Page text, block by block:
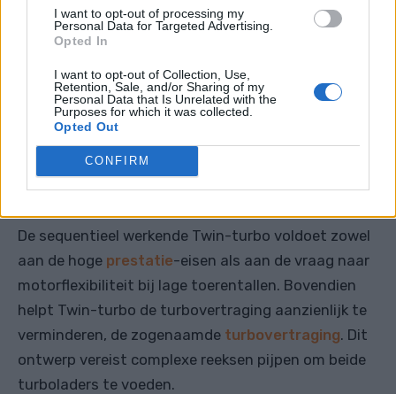
I want to opt-out of processing my
Personal Data for Targeted Advertising.
Opted In
I want to opt-out of Collection, Use,
Retention, Sale, and/or Sharing of my
Personal Data that Is Unrelated with the
Purposes for which it was collected.
Opted Out
CONFIRM
Omgekeerd draaien kleinere turbochargers sneller bij
een lager toerental, maar kunnen ze niet genoeg
VERWANT BERICHT
Turbo Lag: wat is het en hoe kan
het worden verminderd?
De sequentieel werkende Twin-turbo voldoet zowel
aan de hoge prestatie-eisen als aan de vraag naar
motorflexibiliteit bij lage toerentallen. Bovendien
helpt Twin-turbo de turbovertraging aanzienlijk te
verminderen, de zogenaamde turbovertraging. Dit
ontwerp vereist complexe reeksen pijpen om beide
turboladers te voeden.